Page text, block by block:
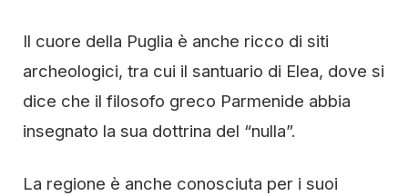
Il cuore della Puglia è anche ricco di siti
archeologici, tra cui il santuario di Elea, dove si
dice che il filosofo greco Parmenide abbia
insegnato la sua dottrina del “nulla”.
La regione è anche conosciuta per i suoi